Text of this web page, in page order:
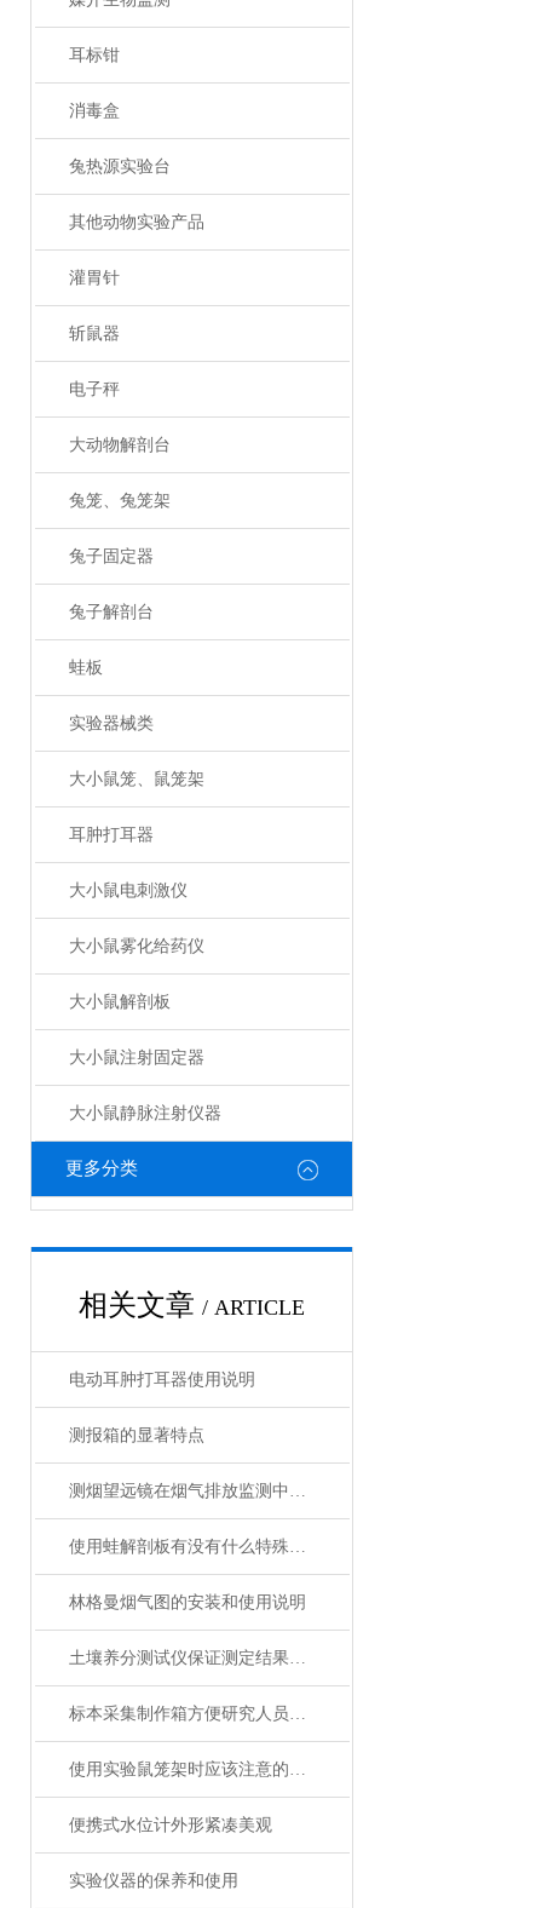
耳标钳
消毒盒
兔热源实验台
其他动物实验产品
灌胃针
斩鼠器
电子秤
大动物解剖台
兔笼、兔笼架
兔子固定器
兔子解剖台
蛙板
实验器械类
大小鼠笼、鼠笼架
耳肿打耳器
大小鼠电刺激仪
大小鼠雾化给药仪
大小鼠解剖板
大小鼠注射固定器
大小鼠静脉注射仪器
更多分类
相关文章 / ARTICLE
电动耳肿打耳器使用说明
测报箱的显著特点
测烟望远镜在烟气排放监测中的应用有哪些优点？
使用蛙解剖板有没有什么特殊的注意事项
林格曼烟气图的安装和使用说明
土壤养分测试仪保证测定结果精度
标本采集制作箱方便研究人员进行标本采集
使用实验鼠笼架时应该注意的几个要点
便携式水位计外形紧凑美观
实验仪器的保养和使用